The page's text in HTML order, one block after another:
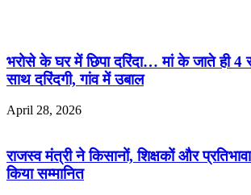
भरोसे के घर में छिपा दरिंदा… मां के जाते ही
साथ दरिंदगी, गांव में उबाल
April 28, 2026
राजस्व मंत्री ने किसानों, शिक्षकों और
किया सम्मानित